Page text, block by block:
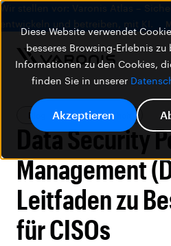
Diese Website verwendet
besseres Browsing-Erlebnis zu
Informationen zu den Cookies,
finden Sie in unserer
Akzeptieren
Wir stellen vor: Varonis Atlas –
entwickeln und betreiben, mit KI.
Blog Datensicherheit
Data Security
Management
Leitfaden zu
für CISOs